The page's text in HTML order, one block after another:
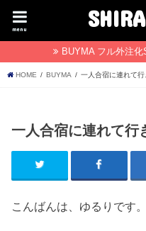
menu
BUYMA フル外注
HOME BUYMA 一人合宿に連れて
一人合宿に連れて行
こんばんは、ゆるりです。